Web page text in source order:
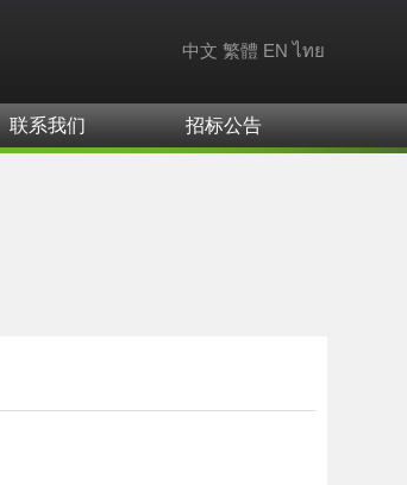
中文 繁體 EN ไทย
联系我们 招标公告